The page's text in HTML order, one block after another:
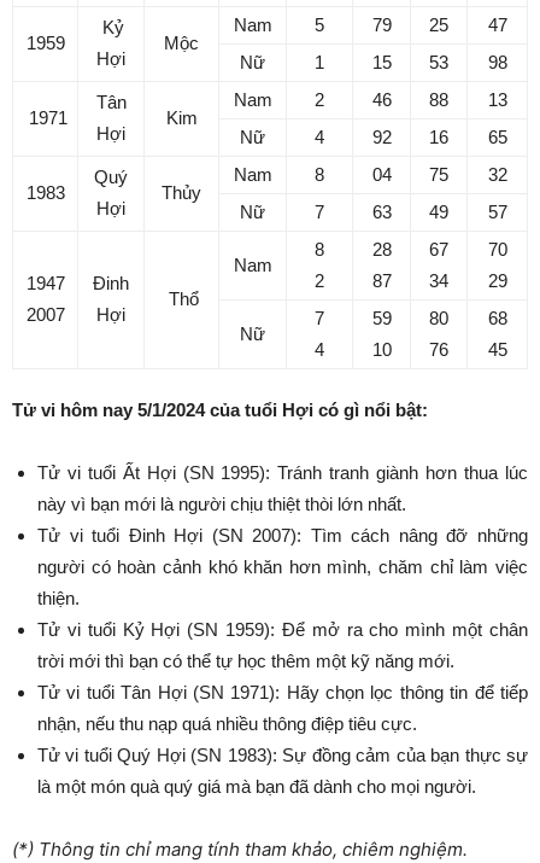
1959
Kỷ
Hợi
Mộc
Nam 5 79 25
47
Nữ
1 15 53 98
1971
Tân
Hợi
Kim
Nam 2 46 88
13
Nữ
4 92 16 65
1983
Quý
Hợi
Thủy
Nam 8 04 75
32
Nữ
7 63 49 57
1947
2007
Đinh
Hợi
Thổ
Nam
8
2
28
87
67
34
70
29
Nữ
7
4
59
10
80
76
68
45
Tử vi hôm nay 5/1/2024 của tuổi Hợi có gì nổi bật:
Tử vi tuổi Ất Hợi (SN 1995): Tránh tranh giành hơn thua lúc
này vì bạn mới là người chịu thiệt thòi lớn nhất.
Tử vi tuổi Đinh Hợi (SN 2007): Tìm cách nâng đỡ những
người có hoàn cảnh khó khăn hơn mình, chăm chỉ làm việc
thiện.
Tử vi tuổi Kỷ Hợi (SN 1959): Để mở ra cho mình một chân
trời mới thì bạn có thể tự học thêm một kỹ năng mới.
Tử vi tuổi Tân Hợi (SN 1971): Hãy chọn lọc thông tin để tiếp
nhận, nếu thu nạp quá nhiều thông điệp tiêu cực.
Tử vi tuổi Quý Hợi (SN 1983): Sự đồng cảm của bạn thực sự
là một món quà quý giá mà bạn đã dành cho mọi người.
(*) Thông tin chỉ mang tính tham khảo, chiêm nghiệm.